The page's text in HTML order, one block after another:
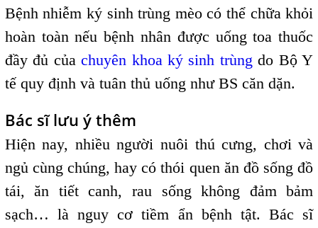
Bệnh nhiễm ký sinh trùng mèo có thể chữa khỏi
hoàn toàn nếu bệnh nhân được uống toa thuốc
đầy đủ củachuyên khoa ký sinh trùng do Bộ Y
tế quy định và tuân thủ uống như BS căn dặn.
Bác sĩ lưu ý thêm
Hiện nay, nhiều người nuôi thú cưng, chơi và
ngủ cùng chúng, hay có thói quen ăn đồ sống đồ
tái, ăn tiết canh, rau sống không đảm bảm
sạch… là nguy cơ tiềm ẩn bệnh tật. Bác sĩ